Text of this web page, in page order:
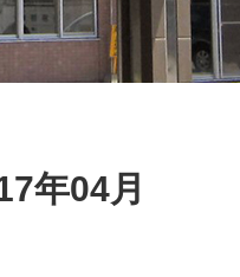
年04月